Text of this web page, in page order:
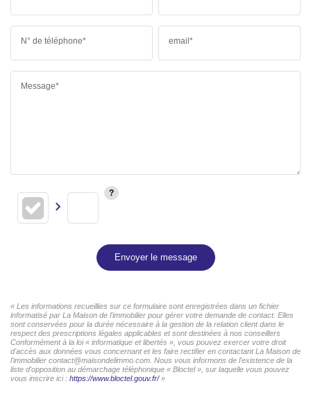
N° de téléphone* email*
Message*
Envoyer le message
« Les informations recueillies sur ce formulaire sont enregistrées dans un fichier
informatisé par La Maison de l'immobilier pour gérer votre demande de contact. Elles
sont conservées pour la durée nécessaire à la gestion de la relation client dans le
respect des prescriptions légales applicables et sont destinées à nos conseillers
Conformément à la loi « informatique et libertés », vous pouvez exercer votre droit
d'accès aux données vous concernant et les faire rectifier en contactant La Maison de
l'immobilier contact@maisondelimmo.com. Nous vous informons de l'existence de la
liste d'opposition au démarchage téléphonique « Bloctel », sur laquelle vous pouvez
vous inscrire ici : https://www.bloctel.gouv.fr/»